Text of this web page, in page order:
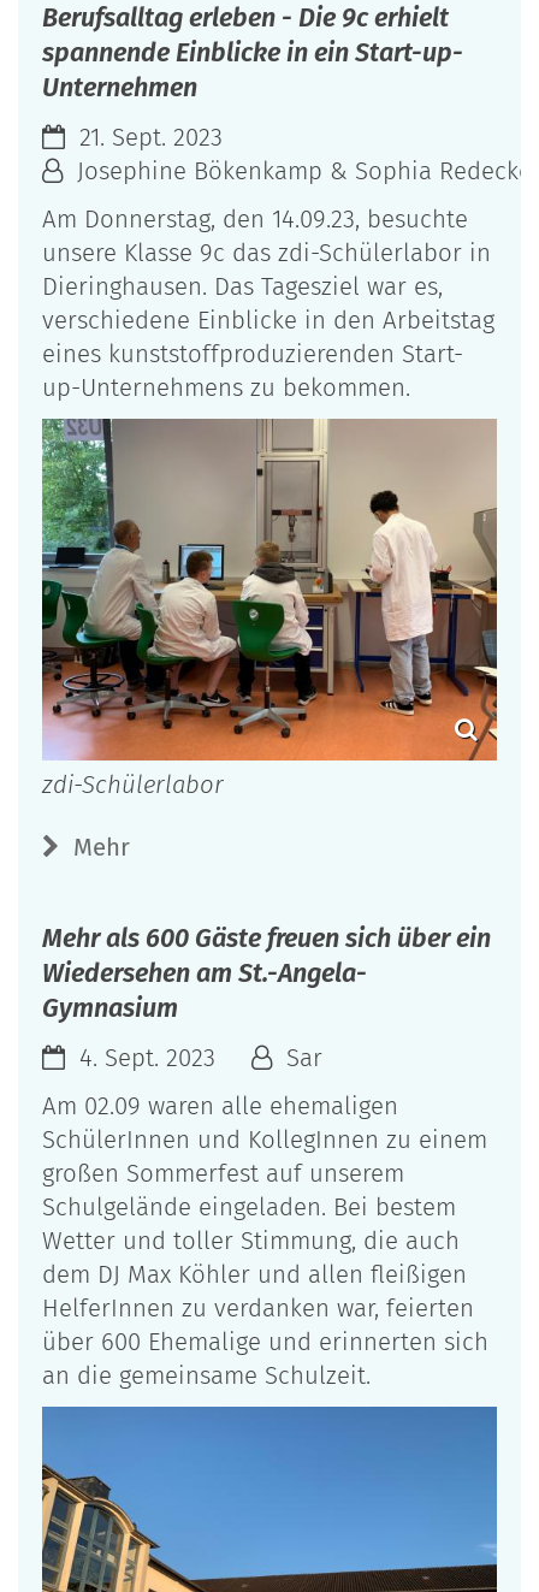
Berufsalltag erleben - Die 9c erhielt
spannende Einblicke in ein Start-up-
Unternehmen
21. Sept. 2023
Josephine Bökenkamp & Sophia
Am Donnerstag, den 14.09.23, besuchte
unsere Klasse 9c das zdi-Schülerlabor in
Dieringhausen. Das Tagesziel war es,
verschiedene Einblicke in den Arbeitstag
eines kunststoffproduzierenden Start-
up-Unternehmens zu bekommen.
zdi-Schülerlabor
Mehr
Mehr als 600 Gäste freuen sich über ein
Wiedersehen am St.-Angela-
Gymnasium
4. Sept. 2023
Sar
Am 02.09 waren alle ehemaligen
SchülerInnen und KollegInnen zu einem
großen Sommerfest auf unserem
Schulgelände eingeladen. Bei bestem
Wetter und toller Stimmung, die auch
dem DJ Max Köhler und allen fleißigen
HelferInnen zu verdanken war, feierten
über 600 Ehemalige und erinnerten sich
an die gemeinsame Schulzeit.